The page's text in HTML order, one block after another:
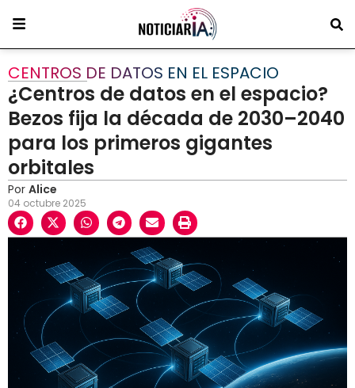
CENTROS DE DATOS EN EL ESPACIO
¿Centros de datos en el espacio?
Bezos fija la década de 2030–2040
para los primeros gigantes
orbitales
Por Alice
04 octubre 2025